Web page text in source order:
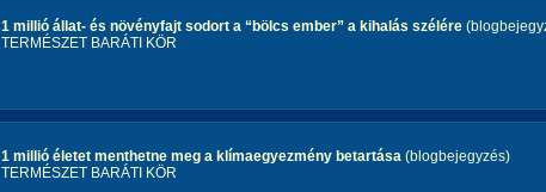
1 millió állat- és növényfajt sodort a “bölcs ember” a kihalás szélére
TERMÉSZET BARÁTI KÖR
1 millió életet menthetne meg a klímaegyezmény betartása (blogbejegyzés)
TERMÉSZET BARÁTI KÖR